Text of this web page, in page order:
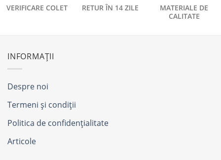
VERIFICARE COLET RETUR ÎN 14 ZILE
MATERIALE DE
CALITATE
INFORMAȚII
Despre noi
Termeni și condiții
Politica de confidențialitate
Articole